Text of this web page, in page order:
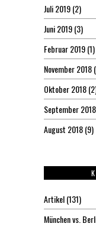
Juli 2019(2)
Juni 2019(3)
Februar 2019(1)
November 2018
Oktober 2018
September 2018
August 2018(9)
Artikel(131)
München vs.